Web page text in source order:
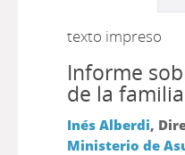
texto impreso
Informe
de la
Inés Alberdi,
Ministerio de